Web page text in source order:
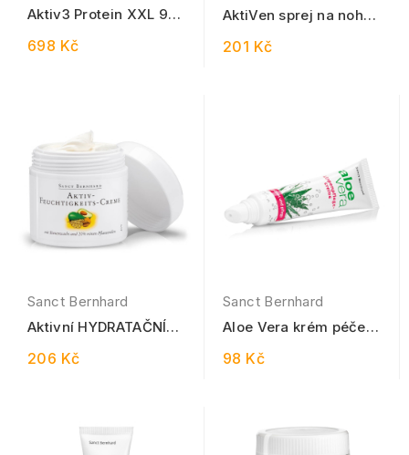
Aktiv3 Protein XXL 92
698 Kč
AktiVen sprej na nohy
201 Kč
Sanct Bernhard
Aktivní HYDRATAČNÍ
206 Kč
Sanct Bernhard
Aloe Vera krém péče o
98 Kč